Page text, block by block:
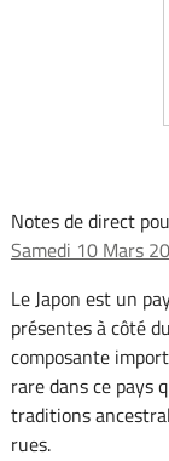
Notes de direct
Samedi 10 Mars
Le Japon est un
présentes à côté
composante
rare dans ce
traditions
rues.